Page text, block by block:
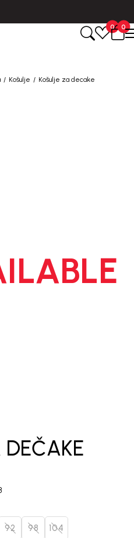
0
0
Košulje
Košulje za decake
92 98 104